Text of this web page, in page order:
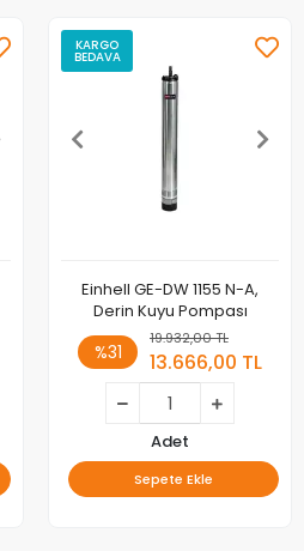
KARGO
BEDAVA
Einhell GE-DW 1155 N-A,
Derin Kuyu Pompası
%31
19.932,00 TL
13.666,00 TL
Adet
Sepete Ekle